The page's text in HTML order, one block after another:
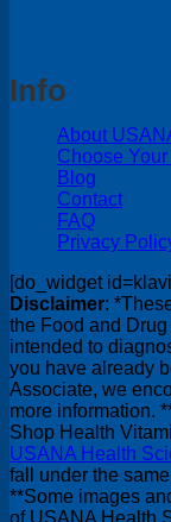
Info
About
Choose
Blog
Contact
FAQ
Privacy
[do_widget
Disclaimer:
the Food and
intended to
you have already
Associate, we
more information.
Shop Health
USANA Health
fall under the
**Some images